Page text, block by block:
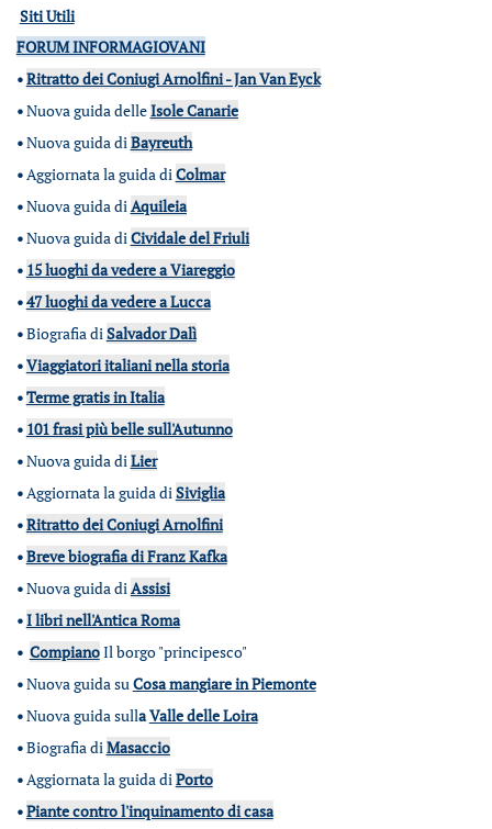
Siti Utili
FORUM INFORMAGIOVANI
•Ritratto dei Coniugi Arnolfini - Jan Van Eyck
•Nuova guida delleIsole Canarie
•Nuova guida diBayreuth
•Aggiornata la guida diColmar
•Nuova guida diAquileia
•Nuova guida diCividale del Friuli
• 15 luoghi da vedere a Viareggio
•47 luoghi da vedere a Lucca
•Biografia diSalvador Dalì
•Viaggiatori italiani nella storia
•Terme gratis in Italia
• 101 frasi più belle sull'Autunno
•Nuova guida diLier
•Aggiornata la guida diSiviglia
•Ritratto dei Coniugi Arnolfini
•Breve biografia di Franz Kafka
•Nuova guida diAssisi
•I libri nell'Antica Roma
• CompianoIl borgo "principesco"
•Nuova guida suCosa mangiare in Piemonte
•Nuova guida sullaValle delle Loira
•Biografia diMasaccio
•Aggiornata la guida diPorto
•Piante contro l'inquinamento di casa